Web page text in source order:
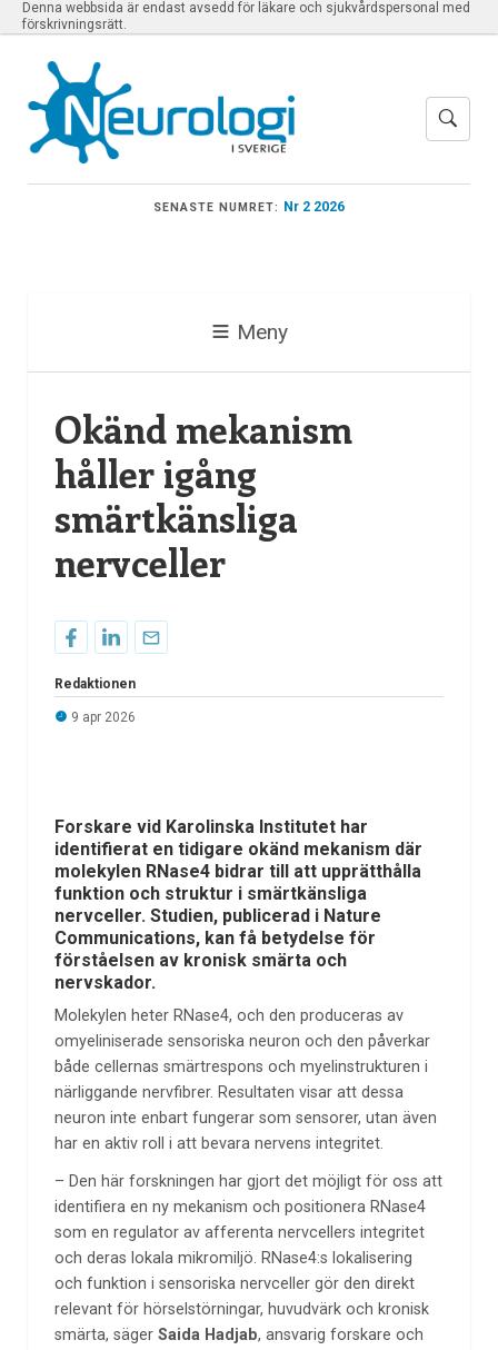
Denna webbsida är endast avsedd för läkare och sjukvårdspersonal med
förskrivningsrätt.
SENASTE NUMRET: Nr 2 2026
Meny
Okänd mekanism
håller igång
smärtkänsliga
nervceller
Redaktionen
9 apr 2026
Forskare vid Karolinska Institutethar
identifierat en tidigare okänd mekanism där
molekylen RNase4 bidrar till att upprätthålla
funktion och struktur i smärtkänsliga
nervceller. Studien, publicerad i Nature
Communications, kan få betydelse för
förståelsen av kronisk smärta och
nervskador.
Molekylen heter RNase4, och den produceras av
omyeliniserade sensoriska neuron och den påverkar
både cellernas smärtrespons och myelinstrukturen i
närliggande nervfibrer. Resultaten visar att dessa
neuron inte enbart fungerar som sensorer, utan även
har en aktiv roll i att bevara nervens integritet.
– Den här forskningen har gjort det möjligt för oss att
identifiera en ny mekanism och positionera RNase4
som en regulator av afferenta nervcellers integritet
och deras lokala mikromiljö. RNase4:s lokalisering
och funktion i sensoriska nervceller gör den direkt
relevant för hörselstörningar, huvudvärk och kronisk
smärta, säger Saida Hadjab, ansvarig forskare och